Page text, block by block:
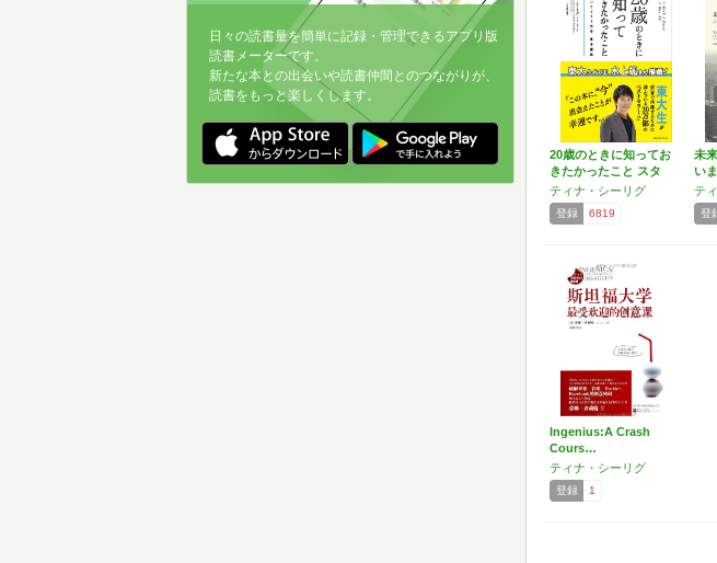
20歳のときに知ってお
きたかったこと スタ
ン…
ティナ・シーリグ
登録 6819
未
い
フ…
テ
登
Ingenius:A Crash
Cours…
ティナ・シーリグ
登録 1
日々の読書量を簡単に記録・管理できるアプリ版
読書メーターです。
新たな本との出会いや読書仲間とのつながりが、
読書をもっと楽しくします。